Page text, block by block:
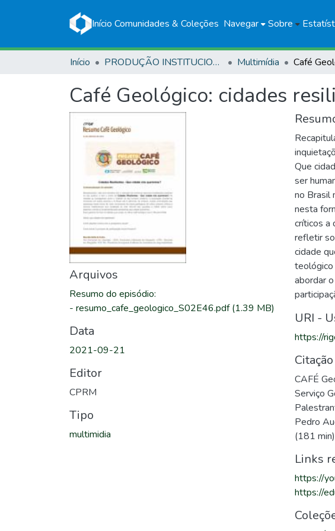
Início Comunidades & Coleções Navegar Sobre
Início PRODUÇÃO INSTITUCIONAL Multimídia
Café Geológico: cidades
Arquivos
Resumo do episódio:
- resumo_cafe_geologico_S02E46.pdf(1.39 MB)
Data
2021-09-21
Editor
CPRM
Tipo
multimidia
Que
ser
no Brasil
nesta
críticos a
refletir
cidade
teológico
abordar
URI -
https://
Citação
CAFÉ
Serviço
Pedro
(181
Links
https://
https://